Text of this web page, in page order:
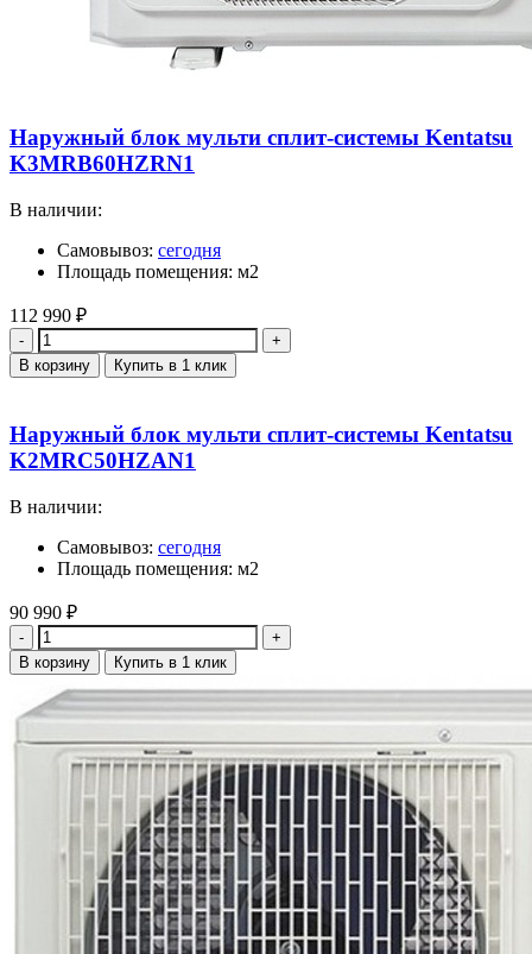
Наружный блок мульти сплит-системы Kentatsu
K3MRB60HZRN1
В наличии:
Самовывоз: сегодня
Площадь помещения: м2
112 990 ₽
Количество
В корзину Купить в 1 клик
Наружный блок мульти сплит-системы Kentatsu
K2MRC50HZAN1
В наличии:
Самовывоз: сегодня
Площадь помещения: м2
90 990 ₽
Количество
В корзину Купить в 1 клик